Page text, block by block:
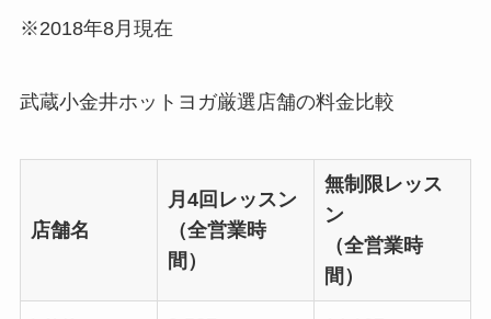
※2018年8月現在
武蔵小金井ホットヨガ厳選店舗の料金比較
店舗名
月4回レッスン
（全営業時
間）
無制限レッス
ン
（全営業時
間）